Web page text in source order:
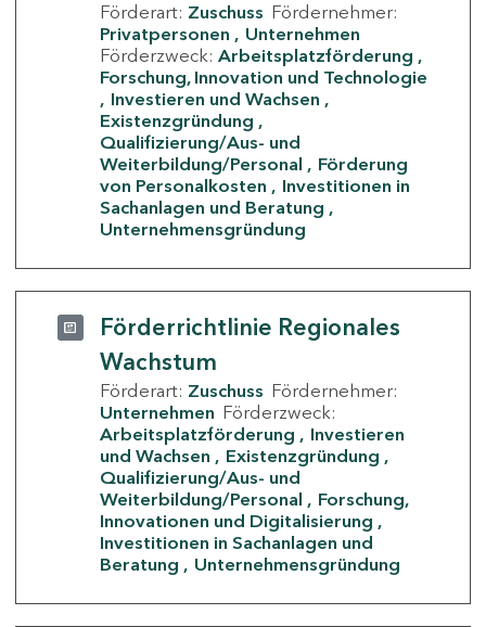
Förderart: Zuschuss Fördernehmer:
Privatpersonen
Unternehmen
Förderzweck: Arbeitsplatzförderung
Forschung, Innovation und Technologie
Investieren und Wachsen
Existenzgründung
Qualifizierung/Aus- und
Weiterbildung/Personal
Förderung
von Personalkosten
Investitionen in
Sachanlagen und Beratung
Unternehmensgründung
Förderrichtlinie Regionales
Wachstum
Förderart: Zuschuss Fördernehmer:
Unternehmen Förderzweck:
Arbeitsplatzförderung
Investieren
und Wachsen
Existenzgründung
Qualifizierung/Aus- und
Weiterbildung/Personal
Forschung,
Innovationen und Digitalisierung
Investitionen in Sachanlagen und
Beratung
Unternehmensgründung